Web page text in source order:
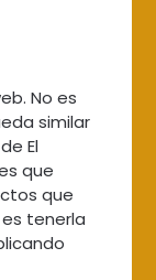
No es
similar
El
que
que
tenerla